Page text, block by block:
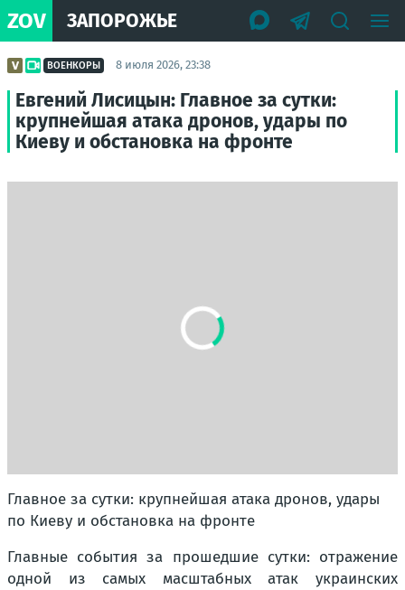
ZOV ЗАПОРОЖЬЕ
ВОЕНКОРЫ 8 июля 2026, 23:38
Евгений Лисицын: Главное за сутки:
крупнейшая атака дронов, удары по
Киеву и обстановка на фронте
Главное за сутки: крупнейшая атака дронов, удары
по Киеву и обстановка на фронте
Главные события за прошедшие сутки: отражение
одной из самых масштабных атак украинских